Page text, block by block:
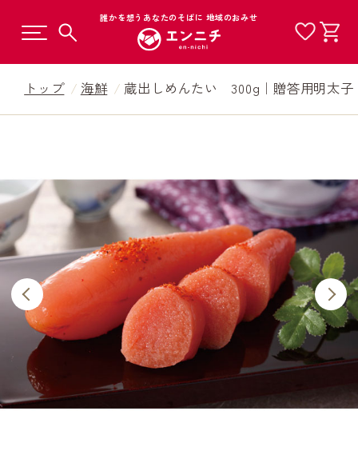
誰かを想うあなたのそばに 地域のおみせ
トップ 海鮮 蔵出しめんたい 300g｜贈答用明太子